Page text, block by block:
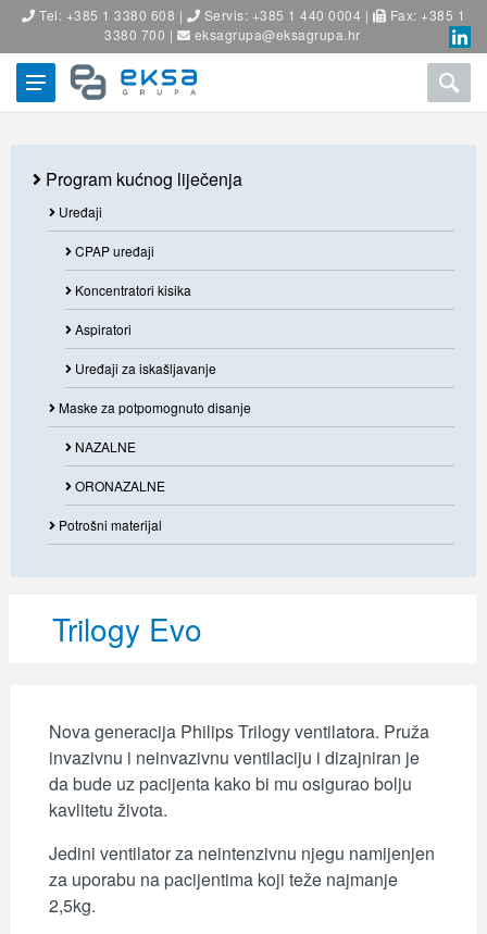
Tel: +385 1 3380 608 | Servis: +385 1 440 0004 |
Fax: +385 1
3380 700 |
eksagrupa@eksagrupa.hr
Program kućnog liječenja
Uređaji
CPAP uređaji
Koncentratori kisika
Aspiratori
Uređaji za iskašljavanje
Maske za potpomognuto disanje
NAZALNE
ORONAZALNE
Potrošni materijal
Trilogy Evo
Nova generacija Philips Trilogy ventilatora. Pruža
invazivnu i neinvazivnu ventilaciju i dizajniran je
da bude uz pacijenta kako bi mu osigurao bolju
kavlitetu života.
Jedini ventilator za neintenzivnu njegu namijenjen
za uporabu na pacijentima koji teže najmanje
2,5kg.